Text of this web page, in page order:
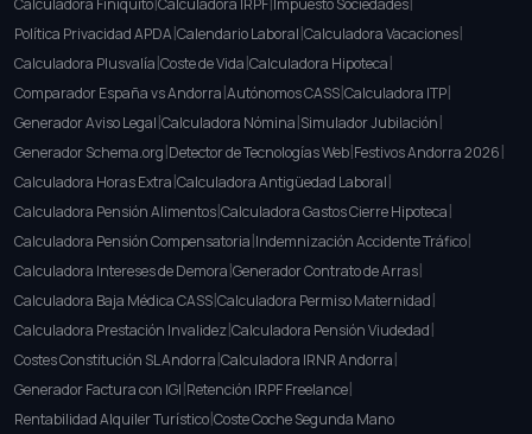
Calculadora Finiquito Calculadora IRPF Impuesto Sociedades
Política Privacidad APDA|Calendario Laboral|Calculadora Vacaciones|
Calculadora Plusvalía|Coste de Vida|Calculadora Hipoteca|
Comparador España vs Andorra|Autónomos CASS|Calculadora ITP|
Generador Aviso Legal|Calculadora Nómina|Simulador Jubilación|
Generador Schema.org|Detector de Tecnologías Web|Festivos Andorra 2026|
Calculadora Horas Extra|Calculadora Antigüedad Laboral|
Calculadora Pensión Alimentos|Calculadora Gastos Cierre Hipoteca|
Calculadora Pensión Compensatoria|Indemnización Accidente Tráfico|
Calculadora Intereses de Demora|Generador Contrato de Arras|
Calculadora Baja Médica CASS|Calculadora Permiso Maternidad|
Calculadora Prestación Invalidez|Calculadora Pensión Viudedad|
Costes Constitución SL Andorra|Calculadora IRNR Andorra|
Generador Factura con IGI|Retención IRPF Freelance|
Rentabilidad Alquiler Turístico|Coste Coche Segunda Mano